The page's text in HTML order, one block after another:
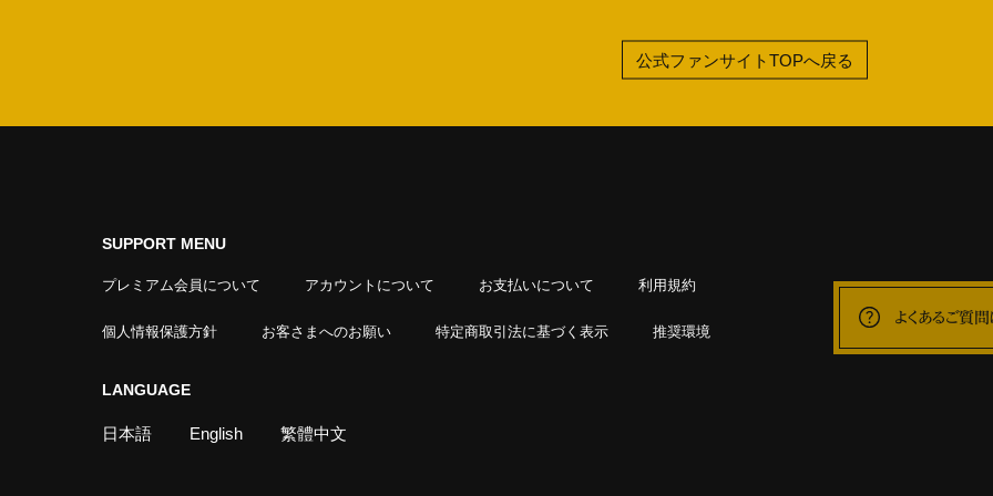
公式ファンサイトTOPへ戻る
SUPPORT MENU
プレミアム会員について アカウントについて お支払いについて 利用規約
個人情報保護方針 お客さまへのお願い 特定商取引法に基づく表示 推奨環境
LANGUAGE
日本語 English 繁體中文
よくあるご質問